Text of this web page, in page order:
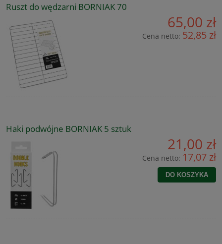
Ruszt do wędzarni BORNIAK 70
65,00 zł
Cena netto: 52,85 zł
Haki podwójne BORNIAK 5 sztuk
21,00 zł
Cena netto: 17,07 zł
DO KOSZYKA